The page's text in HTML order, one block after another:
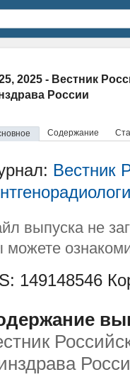
2025 - Вестник
России
Содержание
Вестник
выпуска не
можете
149148546